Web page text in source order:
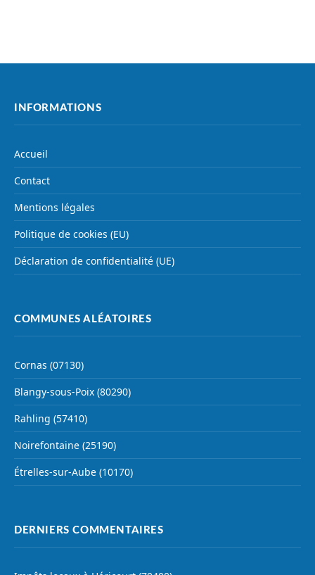
INFORMATIONS
Accueil
Contact
Mentions légales
Politique de cookies (EU)
Déclaration de confidentialité (UE)
COMMUNES ALÉATOIRES
Cornas (07130)
Blangy-sous-Poix (80290)
Rahling (57410)
Noirefontaine (25190)
Étrelles-sur-Aube (10170)
DERNIERS COMMENTAIRES